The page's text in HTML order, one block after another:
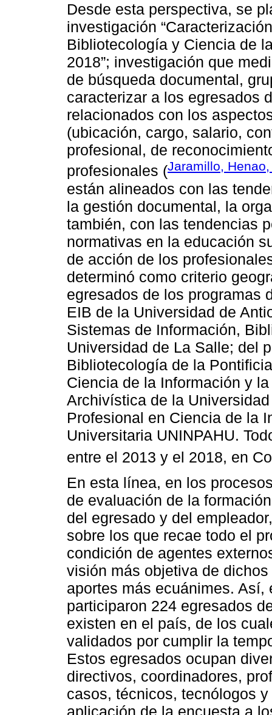
Desde esta perspectiva, se
investigación
Bibliotecología y Ciencia de
2018”; investigación que
de búsqueda documental,
caracterizar a los egresados
relacionados con los
(ubicación, cargo, salario,
profesional, de
profesionales (Jaramillo,
están alineados con las
la gestión documental, la
también, con las tendencias
normativas en la educación
de acción de los
determinó como criterio
egresados de los programas
EIB de la Universidad de
Sistemas de Información,
Universidad de La Salle; del
Bibliotecología de la
Ciencia de la Información y
Archivística de la
Profesional en Ciencia de la
Universitaria UNINPAHU.
entre el 2013 y el 2018, en
En esta línea, en los
de evaluación de la
del egresado y del
sobre los que recae todo el
condición de agentes
visión más objetiva de
aportes más ecuánimes.
participaron 224 egresados
existen en el país, de los
validados por cumplir la
Estos egresados ocupan
directivos, coordinadores,
casos, técnicos, tecnólogos
aplicación de la encuesta a